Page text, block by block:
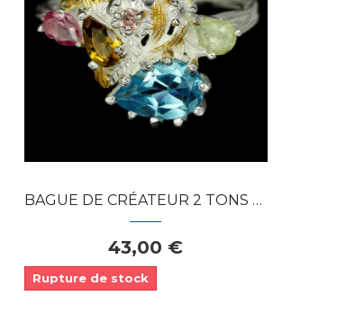
Dans mon panier
APERÇU RAPIDE
BAGUE DE CRÉATEUR 2 TONS ARGENT 925 & OR,...
43,00 €
Rupture de stock